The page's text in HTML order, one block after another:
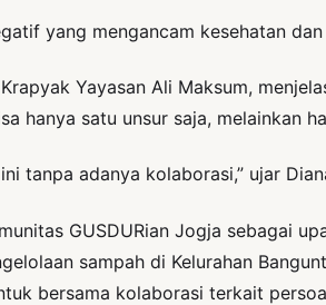
yang mengancam kesehatan dan
Yayasan Ali Maksum,
hanya satu unsur saja, melainkan
tanpa adanya kolaborasi,” ujar
GUSDURian Jogja sebagai
sampah di Kelurahan
bersama kolaborasi terkait